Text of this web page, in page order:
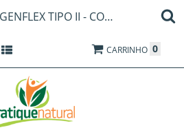
PROMOÇÃO COLAGENFLEX TIPO II - COMPRE 2 LEVE 3
CARRINHO 0